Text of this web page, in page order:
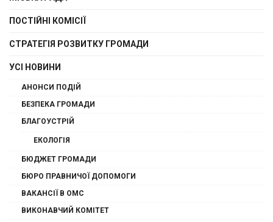
ПОСТІЙНІ КОМІСІЇ
СТРАТЕГІЯ РОЗВИТКУ ГРОМАДИ
УСІ НОВИНИ
АНОНСИ ПОДІЙ
БЕЗПЕКА ГРОМАДИ
БЛАГОУСТРІЙ
ЕКОЛОГІЯ
БЮДЖЕТ ГРОМАДИ
БЮРО ПРАВНИЧОЇ ДОПОМОГИ
ВАКАНСІЇ В ОМС
ВИКОНАВЧИЙ КОМІТЕТ